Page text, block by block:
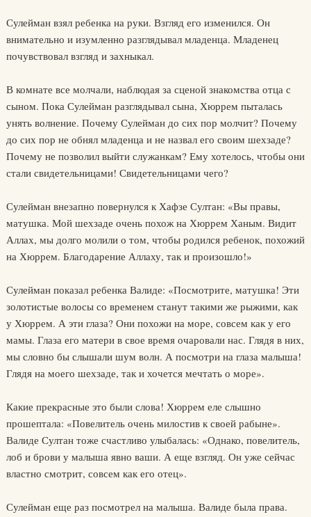
Сулейман взял ребенка на руки. Взгляд его изменился. Он
внимательно и изумленно разглядывал младенца. Младенец
почувствовал взгляд и захныкал.
В комнате все молчали, наблюдая за сценой знакомства отца с
сыном. Пока Сулейман разглядывал сына, Хюррем пыталась
унять волнение. Почему Сулейман до сих пор молчит? Почему
до сих пор не обнял младенца и не назвал его своим шехзаде?
Почему не позволил выйти служанкам? Ему хотелось, чтобы они
стали свидетельницами! Свидетельницами чего?
Сулейман внезапно повернулся к Хафзе Султан: «Вы правы,
матушка. Мой шехзаде очень похож на Хюррем Ханым. Видит
Аллах, мы долго молили о том, чтобы родился ребенок, похожий
на Хюррем. Благодарение Аллаху, так и произошло!»
Сулейман показал ребенка Валиде: «Посмотрите, матушка! Эти
золотистые волосы со временем станут такими же рыжими, как
у Хюррем. А эти глаза? Они похожи на море, совсем как у его
мамы. Глаза его матери в свое время очаровали нас. Глядя в них,
мы словно бы слышали шум волн. А посмотри на глаза малыша!
Глядя на моего шехзаде, так и хочется мечтать о море».
Какие прекрасные это были слова! Хюррем еле слышно
прошептала: «Повелитель очень милостив к своей рабыне».
Валиде Султан тоже счастливо улыбалась: «Однако, повелитель,
лоб и брови у малыша явно ваши. А еще взгляд. Он уже сейчас
властно смотрит, совсем как его отец».
Сулейман еще раз посмотрел на малыша. Валиде была права.